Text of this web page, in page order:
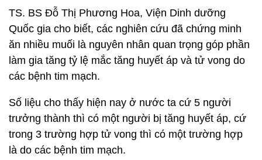
TS. BS Đỗ Thị Phương Hoa, Viện Dinh dưỡng
Quốc gia cho biết, các nghiên cứu đã chứng minh
ăn nhiều muối là nguyên nhân quan trọng góp phần
làm gia tăng tỷ lệ mắc tăng huyết áp và tử vong do
các bệnh tim mạch.
Số liệu cho thấy hiện nay ở nước ta cứ 5 người
trưởng thành thì có một người bị tăng huyết áp, cứ
trong 3 trường hợp tử vong thì có một trường hợp
là do các bệnh tim mạch.